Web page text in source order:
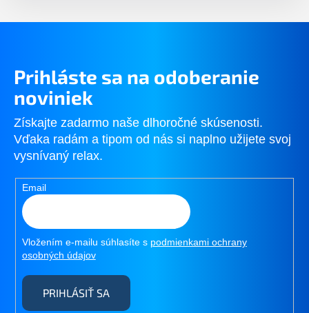
Prihláste sa na odoberanie
noviniek
Získajte zadarmo naše dlhoročné skúsenosti.
Vďaka radám a tipom od nás si naplno užijete svoj
vysnívaný relax.
Email
Vložením e-mailu súhlasíte s podmienkami ochrany
osobných údajov
PRIHLÁSIŤ SA